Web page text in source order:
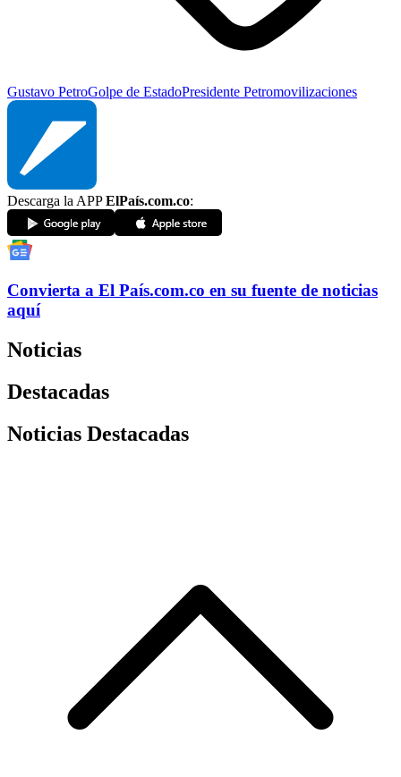
Gustavo PetroGolpe de EstadoPresidente Petromovilizaciones
Descarga la APPElPaís.com.co:
Convierta a El País.com.co en su fuente de noticias
aquí
Noticias
Destacadas
Noticias Destacadas